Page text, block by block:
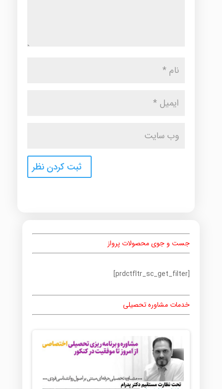
جست و جوی محصولات پرواز
[prdctfltr_sc_get_filter]
خدمات مشاوره تحصیلی